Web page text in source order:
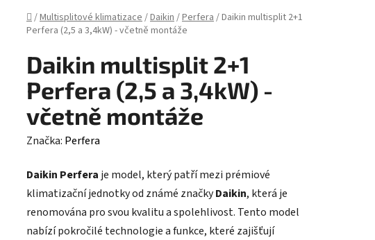
Domů
/Multisplitové klimatizace/Daikin/Perfera/Daikin multisplit 2+1
Perfera (2,5 a 3,4kW) - včetně montáže
Daikin multisplit 2+1
Perfera (2,5 a 3,4kW) -
včetně montáže
Značka: Perfera
Daikin Perfera je model, který patří mezi prémiové
klimatizační jednotky od známé značkyDaikin, která je
renomována pro svou kvalitu a spolehlivost. Tento model
nabízí pokročilé technologie a funkce, které zajišťují